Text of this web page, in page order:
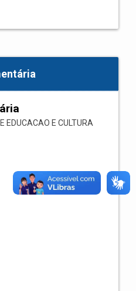
EDUCACAO E CULTURA